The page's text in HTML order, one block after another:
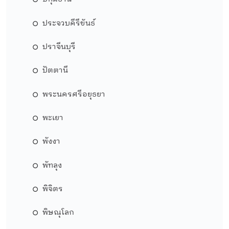
ประจวบคีรีขันธ์
ปราจีนบุรี
ปัตตานี
พระนครศรีอยุธยา
พะเยา
พังงา
พัทลุง
พิจิตร
พิษณุโลก